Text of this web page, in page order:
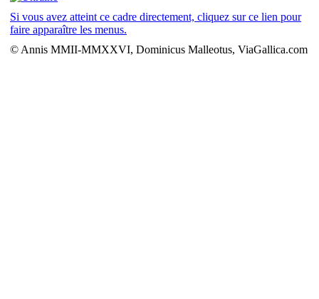
Si vous avez atteint ce cadre directement, cliquez sur ce lien pour
faire apparaître les menus.
© Annis MMII-MMXXVI, Dominicus Malleotus, ViaGallica.com